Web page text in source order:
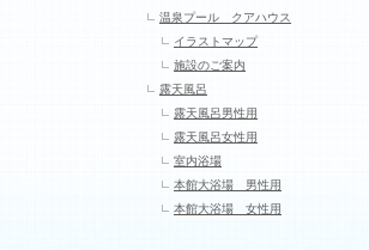
温泉プール クアハウス
イラストマップ
施設のご案内
露天風呂
露天風呂男性用
露天風呂女性用
室内浴場
本館大浴場 男性用
本館大浴場 女性用